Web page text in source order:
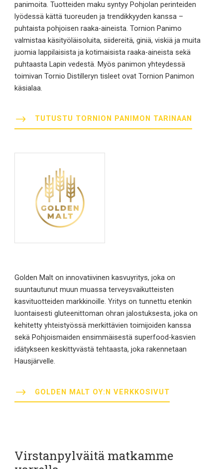
panimoita. Tuotteiden maku syntyy Pohjolan perinteiden
lyödessä kättä tuoreuden ja trendikkyyden kanssa –
puhtaista pohjoisen raaka-aineista. Tornion Panimo
valmistaa käsityöläisoluita, siidereitä, giniä, viskiä ja muita
juomia lappilaisista ja kotimaisista raaka-aineista sekä
puhtaasta Lapin vedestä. Myös panimon yhteydessä
toimivan Tornio Distilleryn tisleet ovat Tornion Panimon
käsialaa.
TUTUSTU TORNION PANIMON TARINAAN
Golden Malt on innovatiivinen kasvuyritys, joka on
suuntautunut muun muassa terveysvaikutteisten
kasvituotteiden markkinoille. Yritys on tunnettu etenkin
luontaisesti gluteenittoman ohran jalostuksesta, joka on
kehitetty yhteistyössä merkittävien toimijoiden kanssa
sekä Pohjoismaiden ensimmäisestä superfood-kasvien
idätykseen keskittyvästä tehtaasta, joka rakennetaan
Hausjärvelle.
GOLDEN MALT OY:N VERKKOSIVUT
Virstanpylväitä matkamme